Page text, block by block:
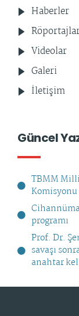
Haberler
Videolar
Galeri
İletişim
Güncel
TBMM
Komisyonu
programı
Prof. Dr.
savaşı
anahtar